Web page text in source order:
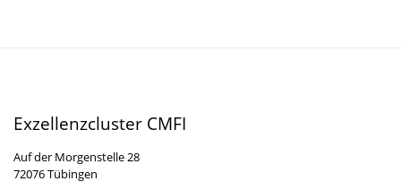
Exzellenzcluster CMFI
Auf der Morgenstelle 28
72076 Tübingen